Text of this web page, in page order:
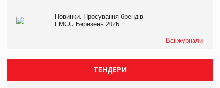
Новинки. Просування брендів
FMCG.Березень 2026
Всі журнали
ТЕНДЕРИ